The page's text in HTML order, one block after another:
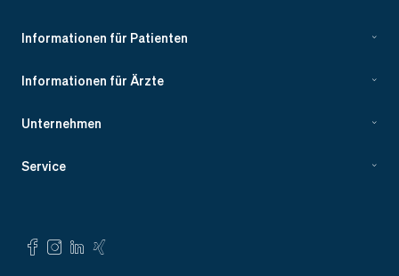
Informationen für Patienten
Informationen für Ärzte
Unternehmen
Service